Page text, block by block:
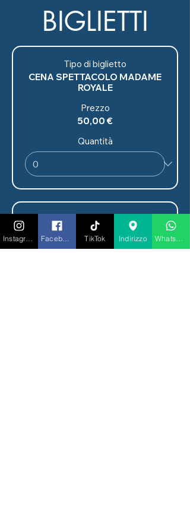
BIGLIETTI
Tipo di biglietto
CENA SPETTACOLO MADAME
ROYALE
Prezzo
50,00 €
Quantità
Tipo di biglietto
CENA
SPETTACOLO+BELLAVISTA
TikTok Indirizzo